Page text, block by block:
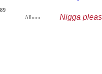
Album: Nigga